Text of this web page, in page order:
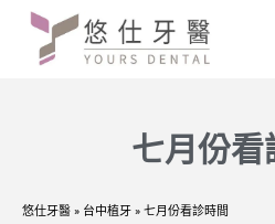
七月份看
悠仕牙醫 » 台中植牙 » 七月份看診時間